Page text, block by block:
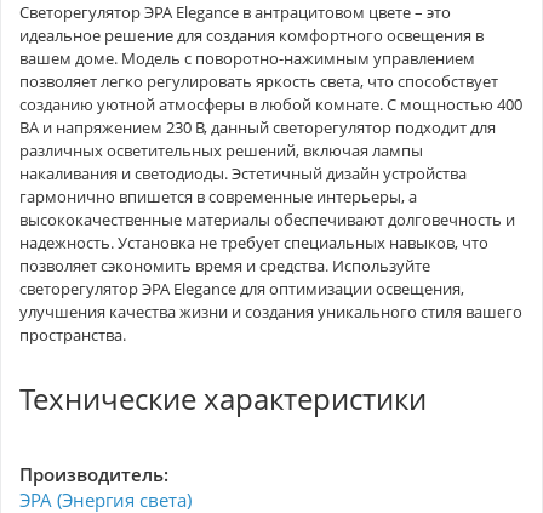
Светорегулятор ЭРА Elegance в антрацитовом цвете – это
идеальное решение для создания комфортного освещения в
вашем доме. Модель с поворотно-нажимным управлением
позволяет легко регулировать яркость света, что способствует
созданию уютной атмосферы в любой комнате. С мощностью 400
ВА и напряжением 230 В, данный светорегулятор подходит для
различных осветительных решений, включая лампы
накаливания и светодиоды. Эстетичный дизайн устройства
гармонично впишется в современные интерьеры, а
высококачественные материалы обеспечивают долговечность и
надежность. Установка не требует специальных навыков, что
позволяет сэкономить время и средства. Используйте
светорегулятор ЭРА Elegance для оптимизации освещения,
улучшения качества жизни и создания уникального стиля вашего
пространства.
Технические характеристики
Производитель:
ЭРА (Энергия света)